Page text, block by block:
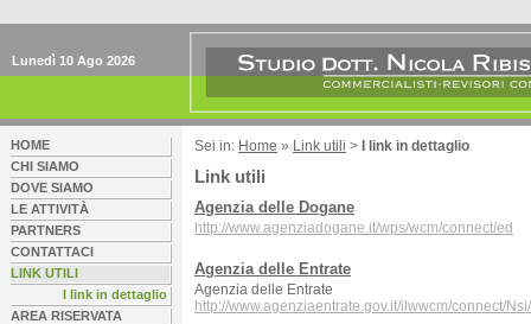
Lunedì 10 Ago 2026
HOME
CHI SIAMO
DOVE SIAMO
LE ATTIVITÀ
PARTNERS
CONTATTACI
LINK UTILI
I link in dettaglio
AREA RISERVATA
Sei in: Home » Link utili > I link in dettaglio
Link utili
Agenzia delle Dogane
http://www.agenziadogane.it/wps/wcm/connect/ed
Agenzia delle Entrate
Agenzia delle Entrate
http://www.agenziaentrate.gov.it/ilwwcm/connect/Nsi/